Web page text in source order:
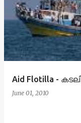
Aid Flotilla -
June 01, 2010